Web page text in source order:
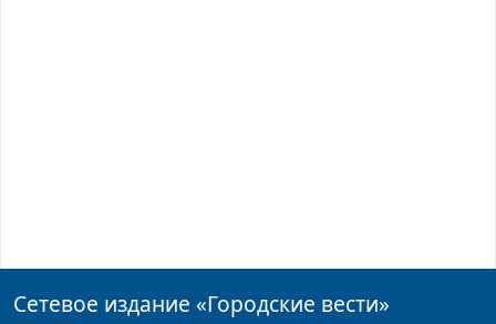
Сетевое издание «Городские вести»